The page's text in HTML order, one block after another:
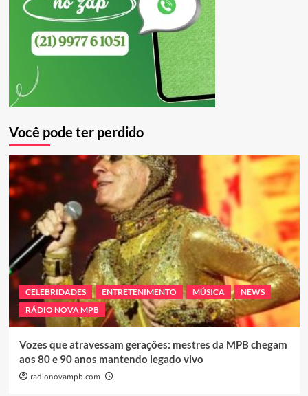
Você pode ter perdido
CELEBRIDADES ENTRETENIMENTO MÚSICA
NEWS
RÁDIO NOVA MPB
Vozes que atravessam gerações: mestres da MPB chegam
aos 80 e 90 anos mantendo legado vivo
radionovampb.com